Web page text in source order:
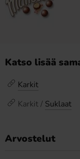
Katso lisää
Karkit
Karkit / Suklaat
Arvostelut